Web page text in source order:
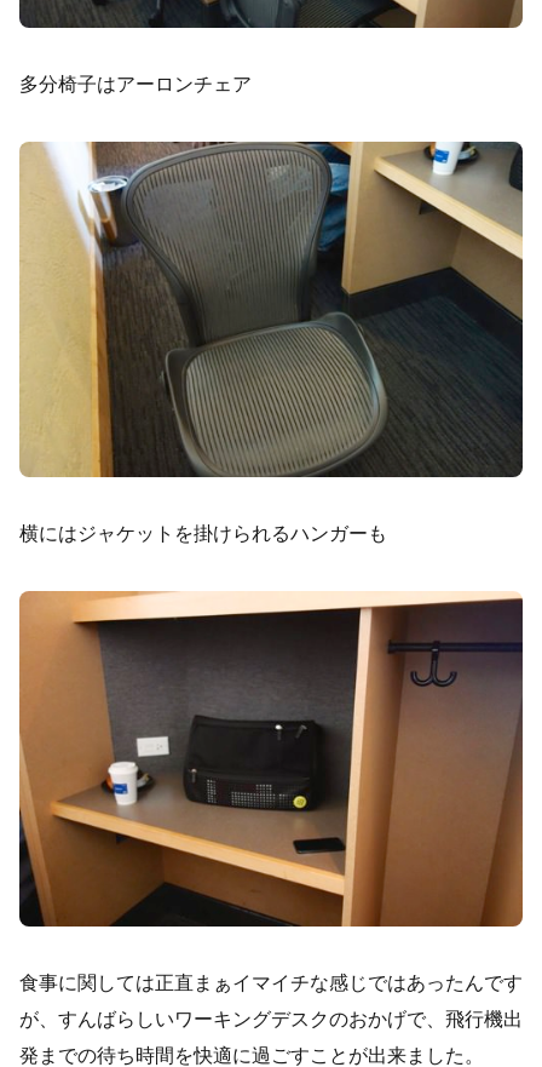
多分椅子はアーロンチェア
横にはジャケットを掛けられるハンガーも
食事に関しては正直まぁイマイチな感じではあったんです
が、すんばらしいワーキングデスクのおかげで、飛行機出
発までの待ち時間を快適に過ごすことが出来ました。